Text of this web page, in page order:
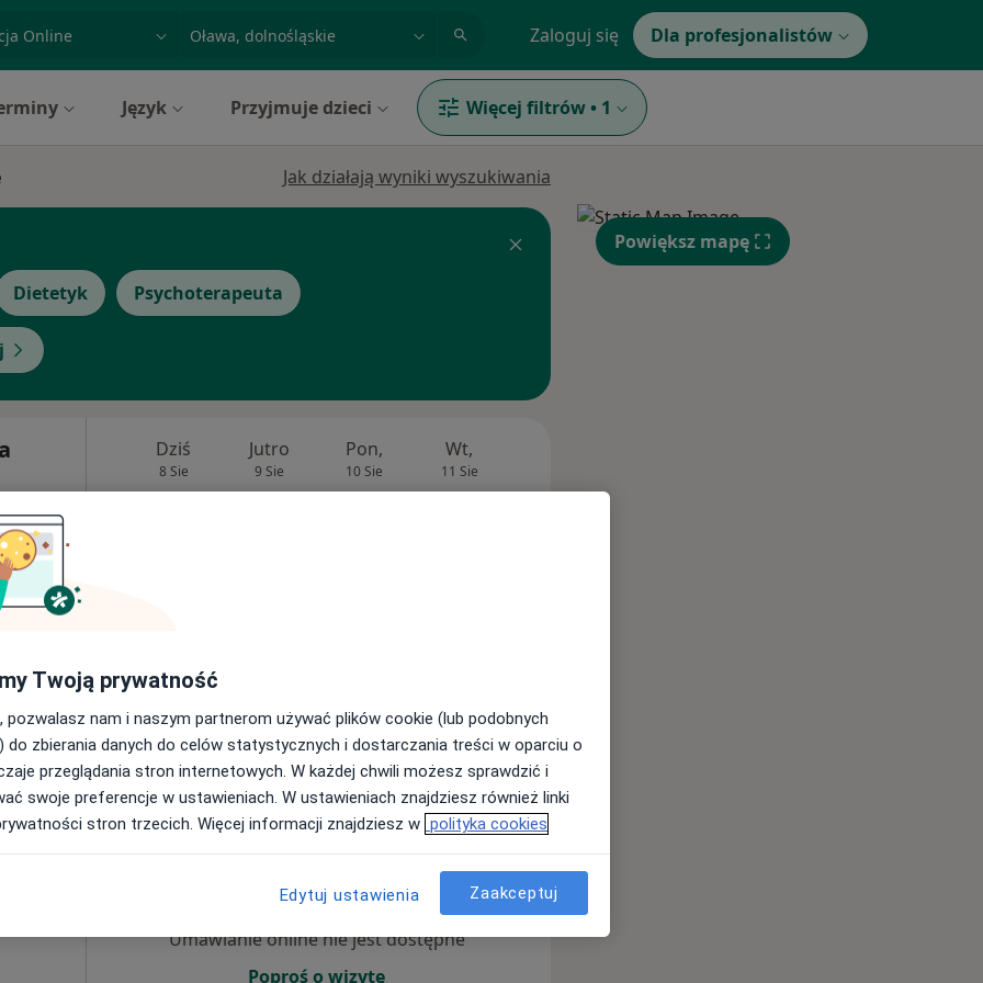
miasto lub dzielnica Zaloguj się Dla profesjonalistów
Język Przyjmuje dzieci Więcej filtrów • 1
Jak działają wyniki wyszukiwania
Dietetyk Psychoterapeuta
300 zł
Dziś
8 Sie
Jutro
9 Sie
Pon,
10 Sie
Wt,
11 Sie
Pon, Wt, Śr,
Umawianie online nie jest dostępne
Poproś o wizytę
Powiększ mapę
Twoją prywatność
pozwalasz nam i naszym partnerom używać plików cookie (lub podobnych
do zbierania danych do celów statystycznych i dostarczania treści w oparciu o
przeglądania stron internetowych. W każdej chwili możesz sprawdzić i
swoje preferencje w ustawieniach. W ustawieniach znajdziesz również linki
stron trzecich. Więcej informacji znajdziesz w polityka cookies
Edytuj ustawienia Zaakceptuj